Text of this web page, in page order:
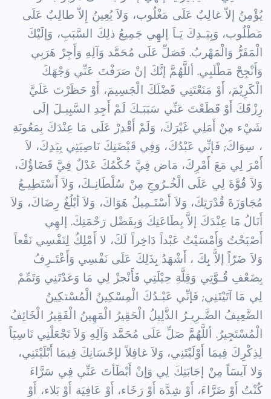
يُؤْمِنُ إلاّ غالِبٌ عَلَى مَغْلُوب، وَلاَ يُعِينُ إِلاّ طالِبٌ عَلَى
مَطْلُوب، وَبِيَـدِكَ يَـاَ إلهِي جَمِيعُ ذلِكَ السَّبَبِ، وَإلَيْكَ
الْمَفَرُّ وَالْمَهْربُ. فَصَلِّ عَلَى مُحَمَّد وَآلِهِ وَأَجِرْ هَرَبِي
وَأَنْجِحْ مَطْلَبِي. أللَّهُمَّ إنَّكَ إنْ صَرَفْتَ عَنِّي وَجْهَكَ
الْكَرِيْمَ، أَوْ مَنَعْتَنِي فَضْلَكَ الْجَسِيمَ، أَوْ حَظَرْتَ عَلَيَّ
رِزْقَكَ أَوْ قَطَعْتَ عَنِّي سَبَبَـكَ لَمْ أَجِدِ السَّبِيـلَ إلَى
شَيْء مِنْ أَمَلِي غَيْرَكَ، وَلَمْ أَقْدِرْ عَلَى مَا عِنْدَكَ بِمَعُونَةِ
، سِوَاكَ; فَإنِّي عَبْدُكَ، وَفِي قَبْضَتِكَ نَاصِيَتِي بِيَدِكَ، لاَ
أَمْرَ لِي مَعَ أَمْرِكَ، مَاض فِيَّ حُكْمُكَ عَدْلٌ فِيَّ قَضَاؤُكَ،
وَلاَ قُوَّةَ لِي عَلَى الْخُـرُوجِ مِنْ سُلْطَانِـكَ، وَلاَ أَسْتَطِيـعُ
مُجَاوَزَةَ قُدْرَتِكَ، وَلاَ أَسْتَـمِيلُ هَوَاكَ، وَلاَ أبْلُغُ رِضَاكَ، وَلاَ
أَنَالُ مَا عِنْدَكَ إلاَّ بِطَاعَتِكَ وَبِفَضْلرَحْمَتِكَ. إلهِي
أَصْبَحْتُ وَأَمْسَيْتُ عَبْداً دَاخِراً لَكَ، لا أَمْلِكُ لِنَفْسِي نَفْعاً
وَلاَ ضَرّاً إلاَّ بِكَ ، أَشْهَدُ بِذَلِكَ عَلَى نَفْسِي وَأَعْتَـرِفُ
بِضَعْفِ قُـوَّتِي وَقِلَّةِ حِيْلَتِي فَأَنْجزْ لِي مَا وَعَدْتَنِي وَتَمِّمْ
لِي مَا آتَيْتَنِي; فَإنِّي عَبْـدُكَ الْمِسْكِينُ الْمُسْتكِينُ
الضَّعِيفُ الضَّـرِيـرُ الذَّلِيلُ الْحَقِيرُ الْمَهِينُ الْفَقِيرُ الْخَائِفُ
الْمُسْتَجِيرُ. أللَّهُمَّ صَلِّ عَلَى مُحَمَّد وَآلِهِ وَلاَ تَجْعَلْنِي نَاسِيَاً
لِذِكْرِكَ فِيمَا أَوْلَيْتَنِي، وَلاَ غافِلاً لإحْسَانِكَ فِيمَا أَبْلَيْتَنِي،
وَلا آيسَاً مِنْ إجَابَتِكَ لِي وَإنْ أَبْطَأتَ عَنِّي فِي سَرَّاءَ
كُنْتُ أَوْ ضَرَّاءَ، أَوْ شِدَّة أَوْ رَخَاء، أَوْ عَافِيَة أَوْ بَلاء، أَوْ